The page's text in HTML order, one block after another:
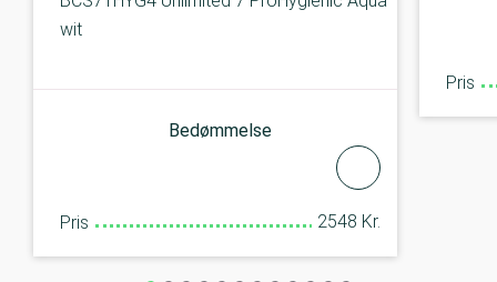
wit
Bedømmelse
Pris 2548 Kr.
Pris